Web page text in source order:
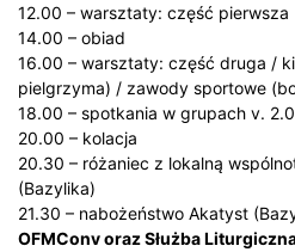
12.00 – warsztaty: część pierwsza
14.00 – obiad
16.00 – warsztaty: część druga /
pielgrzyma) / zawody sportowe
18.00 – spotkania w grupach v. 2.0
20.00 – kolacja
20.30 – różaniec z lokalną
(Bazylika)
21.30 – nabożeństwo Akatyst
OFMConv oraz Służba